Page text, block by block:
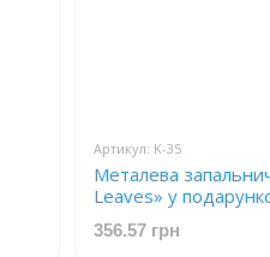
Артикул: K-35
Металева
Leaves» у
356.57 грн